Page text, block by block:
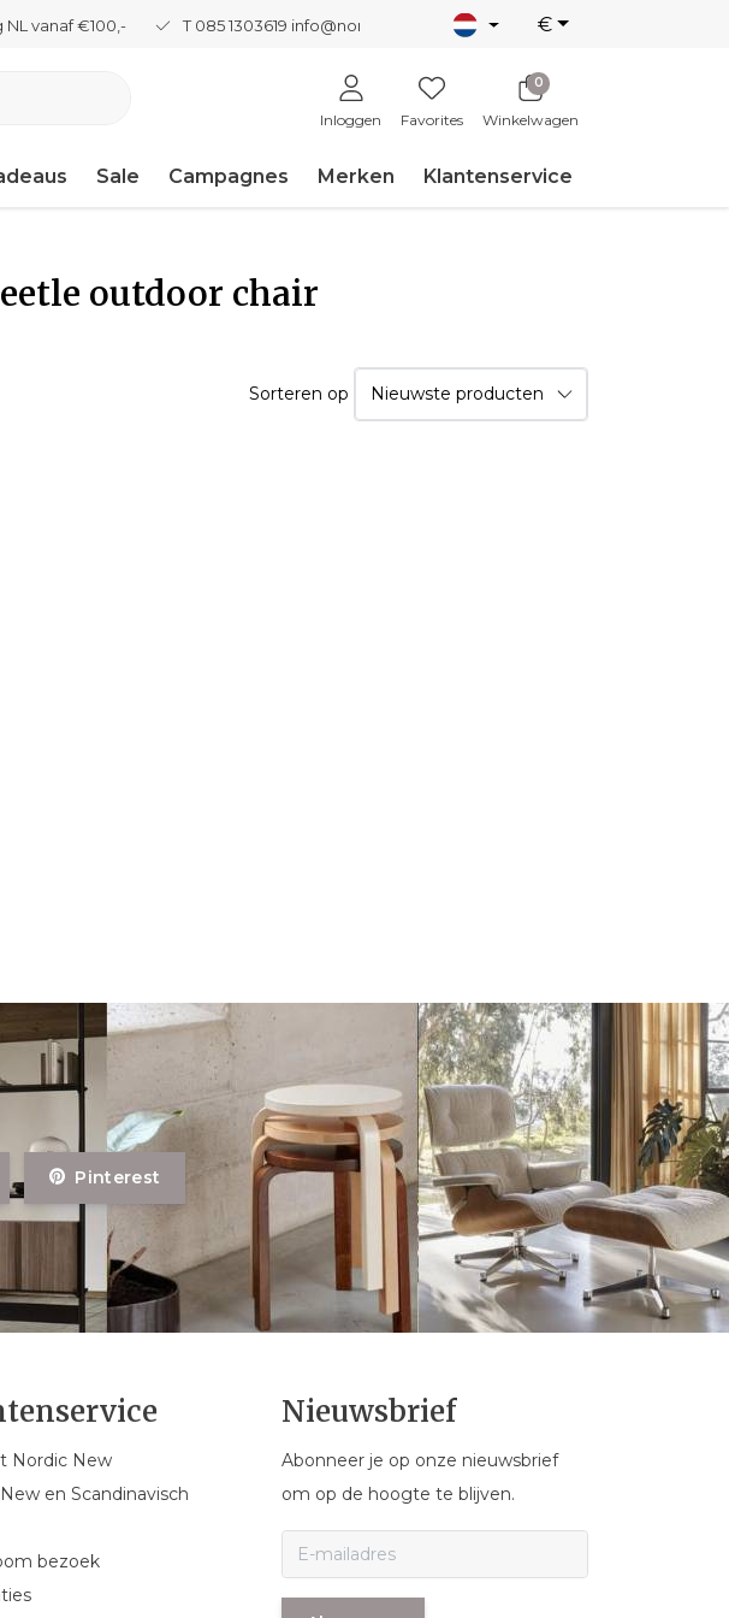
NL vanaf €100,- T 085 1303619 info@nordicnew.nl €
Inloggen Favorites
0
Winkelwagen
Sale Campagnes Merken Klantenservice
outdoor chair
Sorteren op
Pinterest
Nordic New
en Scandinavisch
bezoek
Nieuwsbrief
Abonneer je op onze nieuwsbrief
om op de hoogte te blijven.